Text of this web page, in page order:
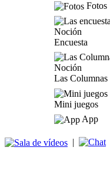
Fotos
Encuesta
Las Columnas
Mini juegos
App
|